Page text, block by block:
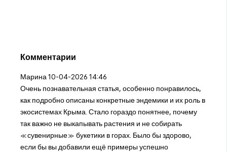
Комментарии
Марина 10-04-2026 14:46
Очень познавательная статья, особенно понравилось,
как подробно описаны конкретные эндемики и их роль в
экосистемах Крыма. Стало гораздо понятнее, почему
так важно не выкапывать растения и не собирать
«сувенирные» букетики в горах. Было бы здорово,
если бы вы добавили ещё примеры успешно